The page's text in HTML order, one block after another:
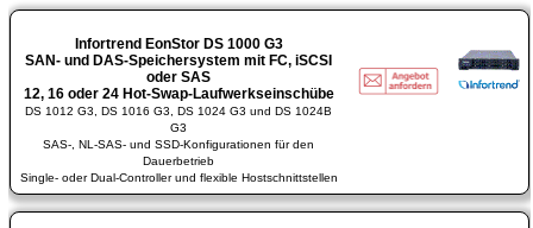
Infortrend EonStor DS 1000 G3
SAN- und DAS-Speichersystem mit FC, iSCSI
oder SAS
12, 16 oder 24 Hot-Swap-Laufwerkseinschübe
DS 1012 G3, DS 1016 G3, DS 1024 G3 und DS 1024B
G3
SAS-, NL-SAS- und SSD-Konfigurationen für den
Dauerbetrieb
Single- oder Dual-Controller und flexible Hostschnittstellen